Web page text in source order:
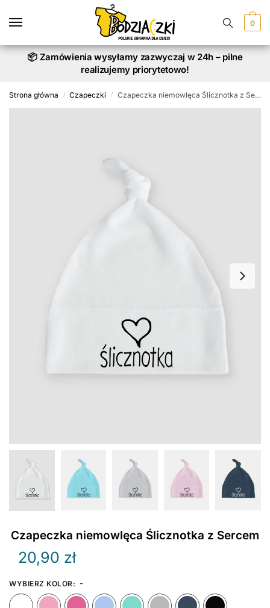
0
📦 Zamówienia wysyłamy zazwyczaj w 24h – pilne
realizujemy priorytetowo!
Strona główna / Czapeczki / Czapeczka niemowlęca Ślicznotka z Sercem
Czapeczka niemowlęca Ślicznotka z Sercem
20,90 zł
WYBIERZ KOLOR: -
Biały
Różowy Ciemny Różowy
Błękitny MiętowySzary